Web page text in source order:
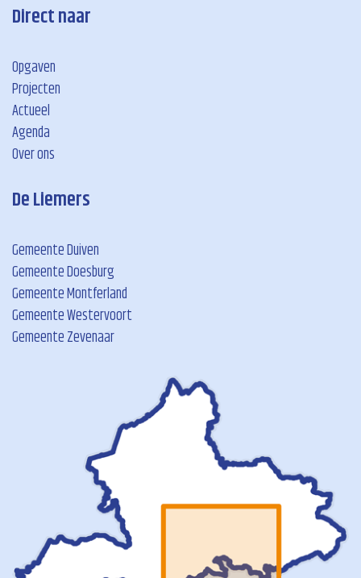
Direct naar
Opgaven
Projecten
Actueel
Agenda
Over ons
De Liemers
Gemeente Duiven
Gemeente Doesburg
Gemeente Montferland
Gemeente Westervoort
Gemeente Zevenaar